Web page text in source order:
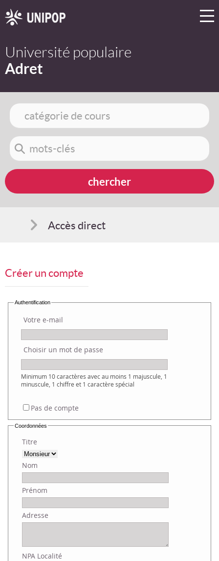
Université populaire
Adret
Accès direct
Suggestions
Bon cadeau
Programme en PDF
Créer un compte
Authentification
Votre e-mail
Choisir un mot de passe
Minimum 10 caractères avec au moins 1 majuscule, 1
minuscule, 1 chiffre et 1 caractère spécial
Pas de compte
Coordonnées
Titre
Nom
Prénom
Adresse
NPA Localité